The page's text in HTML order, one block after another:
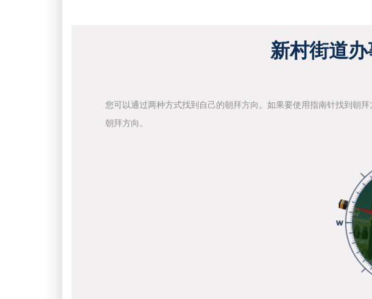
新村街道
您可以通过两种方式找到自己的朝拜方向。如果要使用指南针找到朝
朝拜方向。